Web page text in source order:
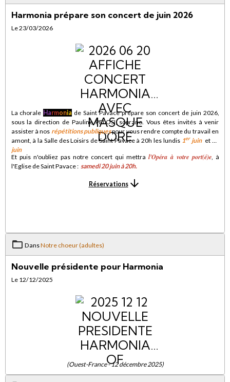
Harmonia prépare son concert de juin 2026
Le 23/03/2026
La chorale Harmonia de Saint Pavace prépare son concert de juin 2026,
sous la direction de Pauline PELOSI, soprano. Vous êtes invités à venir
assister à nos répétitions publiquespour vous rendre compte du travail en
amont, à la Salle des Loisirs de Saint Pavace à 20h les lundis 1erjuin et 15
juin
Et puis n'oubliez pas notre concert qui mettra l'Opéra à votre port(é)e, à
l'Eglise de Saint Pavace : samedi 20 juin à 20h.
Réservations
DansNotre choeur (adultes)
Nouvelle présidente pour Harmonia
Le 12/12/2025
(Ouest-France - 12 décembre 2025)